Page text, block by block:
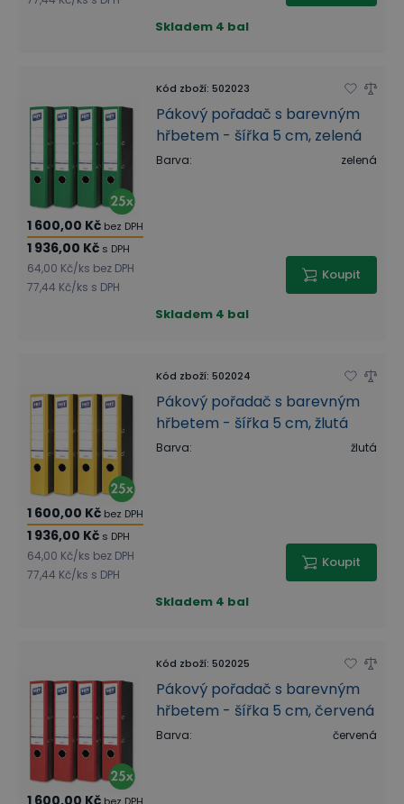
Skladem 4 bal
Kód zboží: 502023
Pákový pořadač s barevným
hřbetem - šířka 5 cm, zelená
Barva: zelená
1 600,00 Kč bez DPH
1 936,00 Kč s DPH
64,00 Kč/ks bez DPH
77,44 Kč/ks s DPH
Koupit
Skladem 4 bal
Kód zboží: 502024
Pákový pořadač s barevným
hřbetem - šířka 5 cm, žlutá
Barva: žlutá
1 600,00 Kč bez DPH
1 936,00 Kč s DPH
64,00 Kč/ks bez DPH
77,44 Kč/ks s DPH
Koupit
Skladem 4 bal
Kód zboží: 502025
Pákový pořadač s barevným
hřbetem - šířka 5 cm, červená
Barva: červená
1 600,00 Kč bez DPH